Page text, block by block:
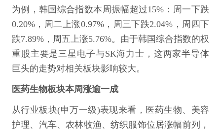
为例，韩国综合指数本周振幅超过15%：周一下跌
0.20%，周二上涨0.97%，周三下跌2.04%，周四下
跌7.89%，周五上涨5.76%。由于韩国综合指数的权
重股主要是三星电子与SK海力士，这两家半导体
巨头的走势对相关板块影响较大。
医药生物板块本周涨逾一成
从行业板块(申万一级)表现来看，医药生物、美容
护理、汽车、农林牧渔、纺织服饰位居涨幅前列，